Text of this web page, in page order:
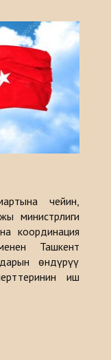
чейин,
министрлиги
координация
Ташкент
өндүрүү
иш